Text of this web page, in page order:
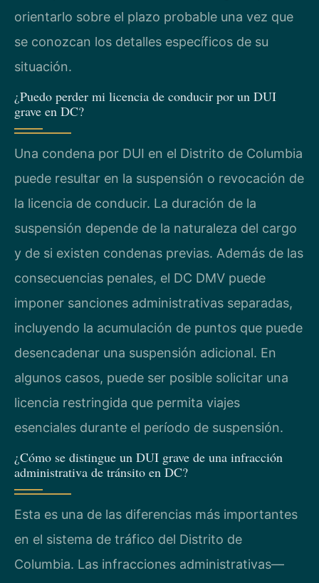
orientarlo sobre el plazo probable una vez que
se conozcan los detalles específicos de su
situación.
¿Puedo perder mi licencia de conducir por un DUI
grave en DC?
Una condena por DUI en el Distrito de Columbia
puede resultar en la suspensión o revocación de
la licencia de conducir. La duración de la
suspensión depende de la naturaleza del cargo
y de si existen condenas previas. Además de las
consecuencias penales, el DC DMV puede
imponer sanciones administrativas separadas,
incluyendo la acumulación de puntos que puede
desencadenar una suspensión adicional. En
algunos casos, puede ser posible solicitar una
licencia restringida que permita viajes
esenciales durante el período de suspensión.
¿Cómo se distingue un DUI grave de una infracción
administrativa de tránsito en DC?
Esta es una de las diferencias más importantes
en el sistema de tráfico del Distrito de
Columbia. Las infracciones administrativas—